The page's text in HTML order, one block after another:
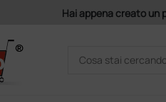
un profilo? Con 140 euro di